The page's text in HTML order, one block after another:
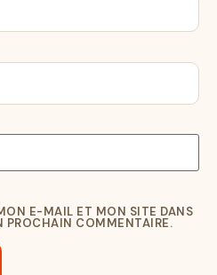
E-MAIL ET MON SITE DANS
PROCHAIN COMMENTAIRE.